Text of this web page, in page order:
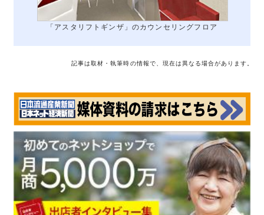
「アスタリフトギンザ」のカウンセリングフロア
記事は取材・執筆時の情報で、現在は異なる場合があります。